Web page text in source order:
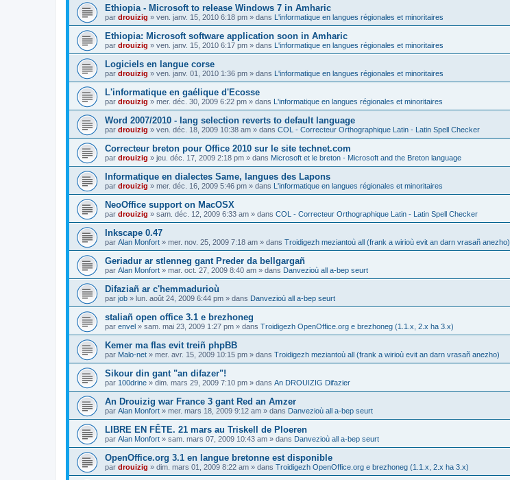
Ethiopia - Microsoft to release Windows 7 in Amharic
par drouizig » ven. janv. 15, 2010 6:18 pm » dans L'informatique en langues régionales et minoritaires
Ethiopia: Microsoft software application soon in Amharic
par drouizig » ven. janv. 15, 2010 6:17 pm » dans L'informatique en langues régionales et minoritaires
Logiciels en langue corse
par drouizig » ven. janv. 01, 2010 1:36 pm » dans L'informatique en langues régionales et minoritaires
L'informatique en gaélique d'Ecosse
par drouizig » mer. déc. 30, 2009 6:22 pm » dans L'informatique en langues régionales et minoritaires
Word 2007/2010 - lang selection reverts to default language
par drouizig » ven. déc. 18, 2009 10:38 am » dans COL - Correcteur Orthographique Latin - Latin Spell Checker
Correcteur breton pour Office 2010 sur le site technet.com
par drouizig » jeu. déc. 17, 2009 2:18 pm » dans Microsoft et le breton - Microsoft and the Breton language
Informatique en dialectes Same, langues des Lapons
par drouizig » mer. déc. 16, 2009 5:46 pm » dans L'informatique en langues régionales et minoritaires
NeoOffice support on MacOSX
par drouizig » sam. déc. 12, 2009 6:33 am » dans COL - Correcteur Orthographique Latin - Latin Spell Checker
Inkscape 0.47
par Alan Monfort » mer. nov. 25, 2009 7:18 am » dans Troidigezh meziantoù all (frank a wirioù evit an darn vrasañ anezho)
Geriadur ar stlenneg gant Preder da bellgargañ
par Alan Monfort » mar. oct. 27, 2009 8:40 am » dans Danvezioù all a-bep seurt
Difaziañ ar c'hemmadurioù
par job » lun. août 24, 2009 6:44 pm » dans Danvezioù all a-bep seurt
staliañ open office 3.1 e brezhoneg
par envel » sam. mai 23, 2009 1:27 pm » dans Troidigezh OpenOffice.org e brezhoneg (1.1.x, 2.x ha 3.x)
Kemer ma flas evit treiñ phpBB
par Malo-net » mer. avr. 15, 2009 10:15 pm » dans Troidigezh meziantoù all (frank a wirioù evit an darn vrasañ anezho)
Sikour din gant "an difazer"!
par 100drine » dim. mars 29, 2009 7:10 pm » dans An DROUIZIG Difazier
An Drouizig war France 3 gant Red an Amzer
par Alan Monfort » mer. mars 18, 2009 9:12 am » dans Danvezioù all a-bep seurt
LIBRE EN FÊTE. 21 mars au Triskell de Ploeren
par Alan Monfort » sam. mars 07, 2009 10:43 am » dans Danvezioù all a-bep seurt
OpenOffice.org 3.1 en langue bretonne est disponible
par drouizig » dim. mars 01, 2009 8:22 am » dans Troidigezh OpenOffice.org e brezhoneg (1.1.x, 2.x ha 3.x)